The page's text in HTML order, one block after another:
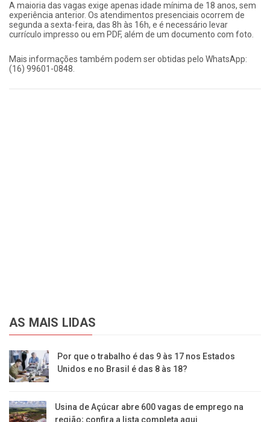
A maioria das vagas exige apenas idade mínima de 18 anos, sem
experiência anterior. Os atendimentos presenciais ocorrem de
segunda a sexta-feira, das 8h às 16h, e é necessário levar
currículo impresso ou em PDF, além de um documento com foto.
Mais informações também podem ser obtidas pelo WhatsApp:
(16) 99601-0848.
AS MAIS LIDAS
Por que o trabalho é das 9 às 17 nos Estados
Unidos e no Brasil é das 8 às 18?
Usina de Açúcar abre 600 vagas de emprego na
região; confira a lista completa aqui